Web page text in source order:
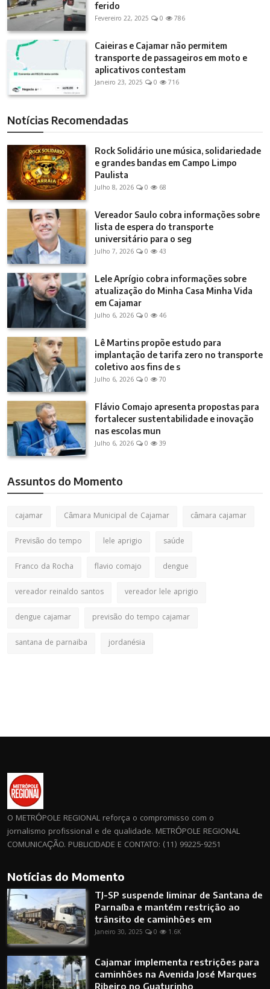
ferido
Fevereiro 22, 2025 0 786
Caieiras e Cajamar não permitem
transporte de passageiros em moto e
aplicativos contestam
Janeiro 23, 2025 0 716
Notícias Recomendadas
Rock Solidário une música, solidariedade
e grandes bandas em Campo Limpo
Paulista
Julho 8, 2026 0 68
Vereador Saulo cobra informações sobre
lista de espera do transporte
universitário para o seg
Julho 7, 2026 0 43
Lele Aprígio cobra informações sobre
atualização do Minha Casa Minha Vida
em Cajamar
Julho 6, 2026 0 46
Lê Martins propõe estudo para
implantação de tarifa zero no transporte
coletivo aos fins de s
Julho 6, 2026 0 70
Flávio Comajo apresenta propostas para
fortalecer sustentabilidade e inovação
nas escolas mun
Julho 6, 2026 0 39
Assuntos do Momento
cajamar Câmara Municipal de Cajamar
câmara cajamar
Previsão do tempo
lele aprigio
saúde
Franco da Rocha
flavio comajo
dengue
vereador reinaldo santos
vereador lele aprigio
dengue cajamar
previsão do tempo cajamar
santana de parnaiba
jordanésia
O METRÓPOLE REGIONAL reforça o compromisso com o
jornalismo profissional e de qualidade. METRÓPOLE REGIONAL
COMUNICAÇÃO. PUBLICIDADE E CONTATO: (11) 99225-9251
Notícias do Momento
TJ-SP suspende liminar de Santana de
Parnaíba e mantém restrição ao
trânsito de caminhões em
Janeiro 30, 2025
0 1.6K
Cajamar implementa restrições para
caminhões na Avenida José Marques
Ribeiro no Guaturinho